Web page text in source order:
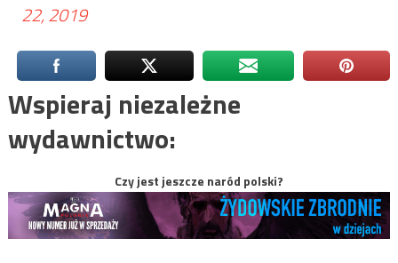
22, 2019
Wspieraj niezależne
wydawnictwo:
Czy jest jeszcze naród polski?